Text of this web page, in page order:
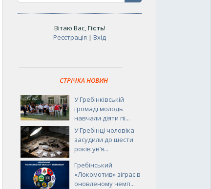
Вітаю Вас, Гість!
Реєстрація | Вхід
СТРІЧКА НОВИН
У Гребінківській
громаді молодь
навчали діяти пі...
У Гребінці чоловіка
засудили до шести
років ув’я...
Гребінський
«Локомотив» зіграє в
оновленому чемп...